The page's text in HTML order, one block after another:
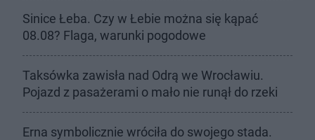
Sinice Łeba. Czy w Łebie można się kąpać
08.08? Flaga, warunki pogodowe
Taksówka zawisła nad Odrą we Wrocławiu.
Pojazd z pasażerami o mało nie runął do rzeki
Erna symbolicznie wróciła do swojego stada.